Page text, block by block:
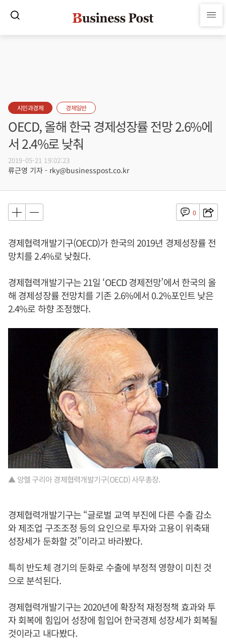
시민과경제 경제일반
OECD, 올해 한국 경제성장률 전망 2.6%에
서 2.4%로 낮춰
2019-05-21 19:02:23
류근영 기자 - rky@businesspost.co.kr
0
경제협력개발기구(OECD)가 한국의 2019년 경제성장률 전
망치를 2.4%로 낮췄다.
경제협력개발기구는 21일 ‘OECD 경제전망’에서 한국의 올
해 경제성장률 전망치를 기존 2.6%에서 0.2%포인트 낮은
2.4%로 하향 조정했다.
▲ 앙헬 구리아 경제협력개발기구(OECD) 사무총장.
경제협력개발기구는 “글로벌 교역 부진에 다른 수출 감소
와 제조업 구조조정 등의 요인으로 투자와 고용이 위축돼
성장세가 둔화할 것”이라고 바라봤다.
특히 반도체 경기의 둔화로 수출에 부정적 영향이 미친 것
으로 분석된다.
경제협력개발기구는 2020년에 확장적 재정정책 효과와 투
자 회복에 힘입어 성장에 힘입어 한국경제 성장세가 회복될
것이라고 내다봤다.